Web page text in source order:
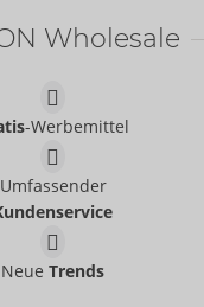
SHARE LITE
0,00 €
NŌS
Wholesale
-Werbemittel
Umfassender
NeueTrends